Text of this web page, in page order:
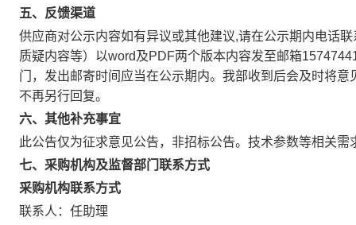
五、反馈渠道
供应商对公示内容如有异议或其他建议,请在公示期内电话
质疑内容等）以word及PDF两个版本内容发至邮箱
门，发出邮寄时间应当在公示期内。我部收到后会及时将
不再另行回复。
六、其他补充事宜
此公告仅为征求意见公告，非招标公告。技术参数等相关
七、采购机构及监督部门联系方式
采购机构联系方式
联系人： 任助理